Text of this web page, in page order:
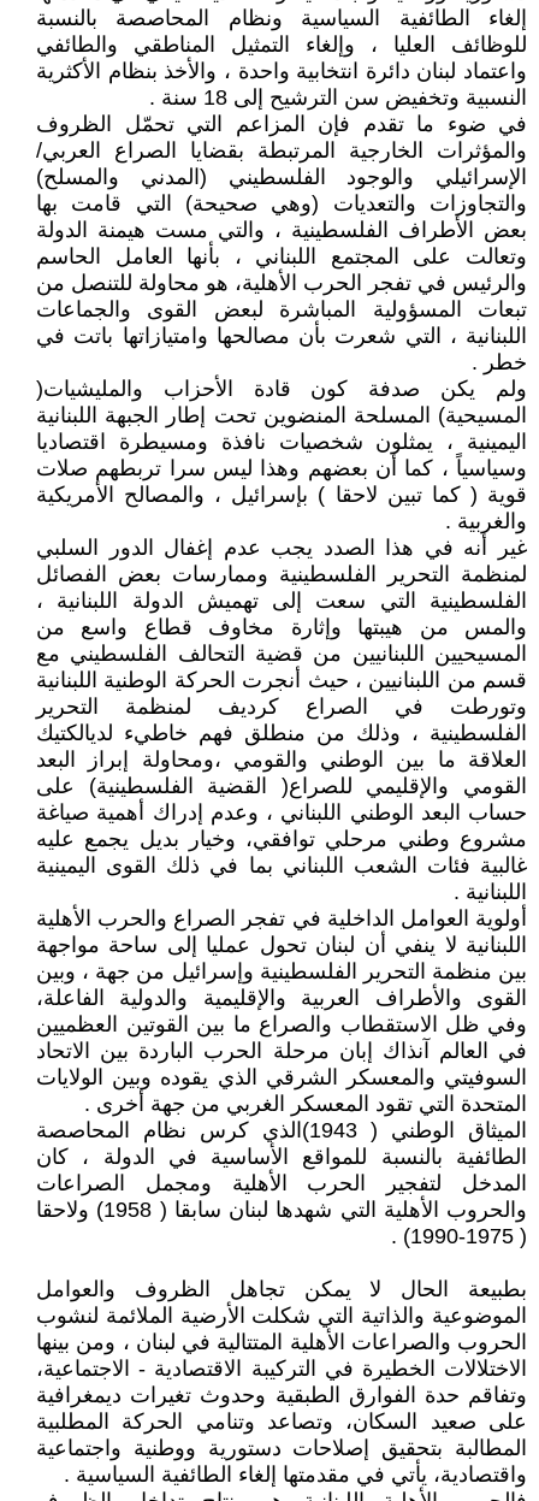
إلغاء الطائفية السياسية ونظام المحاصصة بالنسبة
للوظائف العليا ، وإلغاء التمثيل المناطقي والطائفي
واعتماد لبنان دائرة انتخابية واحدة ، والأخذ بنظام الأكثرية
النسبية وتخفيض سن الترشيح إلى 18 سنة .
في ضوء ما تقدم فإن المزاعم التي تحمّل الظروف
والمؤثرات الخارجية المرتبطة بقضايا الصراع العربي/
الإسرائيلي والوجود الفلسطيني (المدني والمسلح)
والتجاوزات والتعديات (وهي صحيحة) التي قامت بها
بعض الأطراف الفلسطينية ، والتي مست هيمنة الدولة
وتعالت على المجتمع اللبناني ، بأنها العامل الحاسم
والرئيس في تفجر الحرب الأهلية، هو محاولة للتنصل من
تبعات المسؤولية المباشرة لبعض القوى والجماعات
اللبنانية ، التي شعرت بأن مصالحها وامتيازاتها باتت في
خطر .
ولم يكن صدفة كون قادة الأحزاب والمليشيات(
المسيحية) المسلحة المنضوين تحت إطار الجبهة اللبنانية
اليمينية ، يمثلون شخصيات نافذة ومسيطرة اقتصاديا
وسياسياً ، كما أن بعضهم وهذا ليس سرا تربطهم صلات
قوية ( كما تبين لاحقا ) بإسرائيل ، والمصالح الأمريكية
والغربية .
غير أنه في هذا الصدد يجب عدم إغفال الدور السلبي
لمنظمة التحرير الفلسطينية وممارسات بعض الفصائل
الفلسطينية التي سعت إلى تهميش الدولة اللبنانية ،
والمس من هيبتها وإثارة مخاوف قطاع واسع من
المسيحيين اللبنانيين من قضية التحالف الفلسطيني مع
قسم من اللبنانيين ، حيث أنجرت الحركة الوطنية اللبنانية
وتورطت في الصراع كرديف لمنظمة التحرير
الفلسطينية ، وذلك من منطلق فهم خاطيء لديالكتيك
العلاقة ما بين الوطني والقومي ،ومحاولة إبراز البعد
القومي والإقليمي للصراع( القضية الفلسطينية) على
حساب البعد الوطني اللبناني ، وعدم إدراك أهمية صياغة
مشروع وطني مرحلي توافقي، وخيار بديل يجمع عليه
غالبية فئات الشعب اللبناني بما في ذلك القوى اليمينية
اللبنانية .
أولوية العوامل الداخلية في تفجر الصراع والحرب الأهلية
اللبنانية لا ينفي أن لبنان تحول عمليا إلى ساحة مواجهة
بين منظمة التحرير الفلسطينية وإسرائيل من جهة ، وبين
القوى والأطراف العربية والإقليمية والدولية الفاعلة،
وفي ظل الاستقطاب والصراع ما بين القوتين العظميين
في العالم آنذاك إبان مرحلة الحرب الباردة بين الاتحاد
السوفيتي والمعسكر الشرقي الذي يقوده وبين الولايات
المتحدة التي تقود المعسكر الغربي من جهة أخرى .
الميثاق الوطني ( 1943)الذي كرس نظام المحاصصة
الطائفية بالنسبة للمواقع الأساسية في الدولة ، كان
المدخل لتفجير الحرب الأهلية ومجمل الصراعات
والحروب الأهلية التي شهدها لبنان سابقا ( 1958) ولاحقا
( 1975-1990) .
بطبيعة الحال لا يمكن تجاهل الظروف والعوامل
الموضوعية والذاتية التي شكلت الأرضية الملائمة لنشوب
الحروب والصراعات الأهلية المتتالية في لبنان ، ومن بينها
الاختلالات الخطيرة في التركيبة الاقتصادية - الاجتماعية،
وتفاقم حدة الفوارق الطبقية وحدوث تغيرات ديمغرافية
على صعيد السكان، وتصاعد وتنامي الحركة المطلبية
المطالبة بتحقيق إصلاحات دستورية ووطنية واجتماعية
واقتصادية، يأتي في مقدمتها إلغاء الطائفية السياسية .